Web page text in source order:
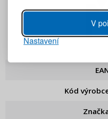
V
Nastavení
Kód